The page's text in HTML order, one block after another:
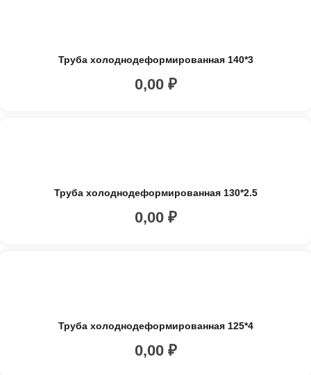
Труба холоднодеформированная 140*3
0,00 ₽
Труба холоднодеформированная 130*2.5
0,00 ₽
Труба холоднодеформированная 125*4
0,00 ₽